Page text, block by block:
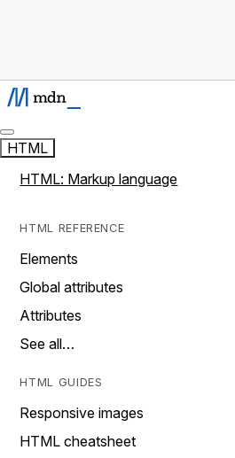
HTML
HTML: Markup language
HTML REFERENCE
Elements
Global attributes
Attributes
See all…
HTML GUIDES
Responsive images
HTML cheatsheet